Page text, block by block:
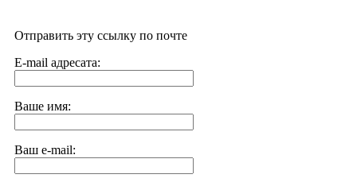
Отправить эту ссылку по почте
E-mail адресата:
Ваше имя:
Ваш e-mail: